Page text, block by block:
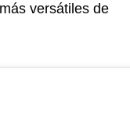
versátiles de